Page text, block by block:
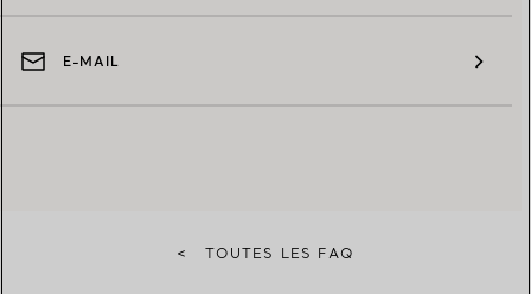
E-MAIL
< TOUTES LES FAQ